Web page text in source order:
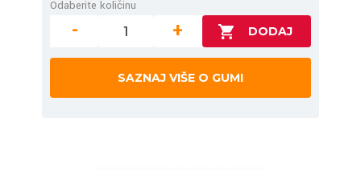
Odaberite količinu
- +
SAZNAJ VIŠE O GUMI